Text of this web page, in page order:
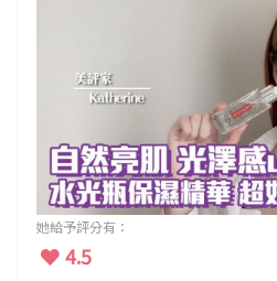
她給予評分有：
4.5